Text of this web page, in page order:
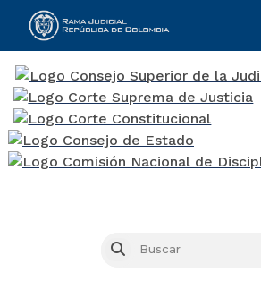
Buscar